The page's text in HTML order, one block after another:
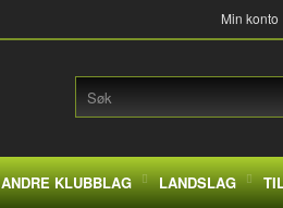
Min konto
ANDRE KLUBBLAG LANDSLAG